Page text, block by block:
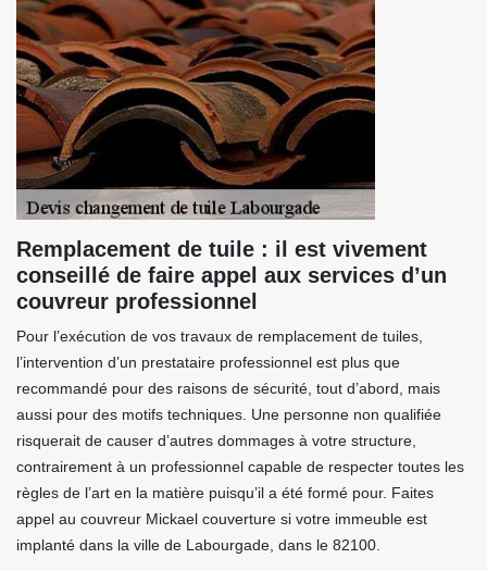
Remplacement de tuile : il est vivement
conseillé de faire appel aux services d’un
couvreur professionnel
Pour l’exécution de vos travaux de remplacement de tuiles,
l’intervention d’un prestataire professionnel est plus que
recommandé pour des raisons de sécurité, tout d’abord, mais
aussi pour des motifs techniques. Une personne non qualifiée
risquerait de causer d’autres dommages à votre structure,
contrairement à un professionnel capable de respecter toutes les
règles de l’art en la matière puisqu’il a été formé pour. Faites
appel au couvreur Mickael couverture si votre immeuble est
implanté dans la ville de Labourgade, dans le 82100.